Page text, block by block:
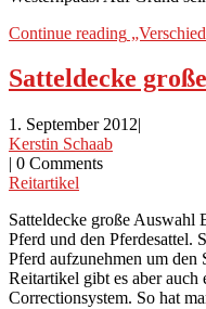
Continue reading
Satteldecke
1. September 2012|
Kerstin Schaab
| 0 Comments
Reitartikel
Satteldecke große Auswahl
Pferd und den Pferdesattel.
Pferd aufzunehmen um den
Reitartikel gibt es aber
Correctionsystem. So hat